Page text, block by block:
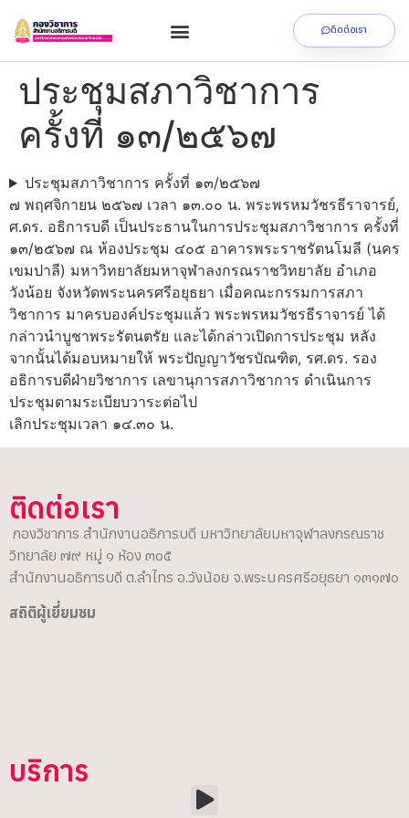
ติดต่อเรา
ประชุมสภาวิชาการ
ครั้งที่ ๑๓/๒๕๖๗
ประชุมสภาวิชาการ ครั้งที่ ๑๓/๒๕๖๗
๗ พฤศจิกายน ๒๕๖๗ เวลา ๑๓.๐๐ น. พระพรหมวัชรธีราจารย์,
ศ.ดร. อธิการบดี เป็นประธานในการประชุมสภาวิชาการ ครั้งที่
๑๓/๒๕๖๗ ณ ห้องประชุม ๔๐๕ อาคารพระราชรัตนโมลี (นคร
เขมปาลี) มหาวิทยาลัยมหาจุฬาลงกรณราชวิทยาลัย อำเภอ
วังน้อย จังหวัดพระนครศรีอยุธยา เมื่อคณะกรรมการสภา
วิชาการ มาครบองค์ประชุมแล้ว พระพรหมวัชรธีราจารย์ ได้
กล่าวนำบูชาพระรัตนตรัย และได้กล่าวเปิดการประชุม หลัง
จากนั้นได้มอบหมายให้ พระปัญญาวัชรบัณฑิต, รศ.ดร. รอง
อธิการบดีฝ่ายวิชาการ เลขานุการสภาวิชาการ ดำเนินการ
ประชุมตามระเบียบวาระต่อไป
เลิกประชุมเวลา ๑๔.๓๐ น.
ติดต่อเรา
กองวิชาการ สำนักงานอธิการบดี มหาวิทยาลัยมหาจุฬาลงกรณราช
วิทยาลัย ๗๙ หมู่ ๑ ห้อง ๓๐๕
สำนักงานอธิการบดี ต.ลำไทร อ.วังน้อย จ.พระนครศรีอยุธยา ๑๓๑๗๐
สถิติผู้เยี่ยมชม
บริการ